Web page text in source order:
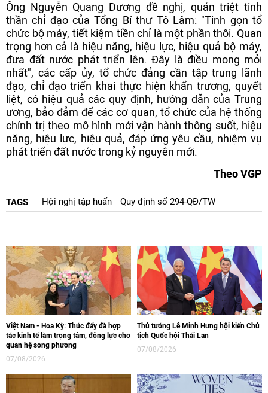
Ông Nguyễn Quang Dương đề nghị, quán triệt tinh
thần chỉ đạo của Tổng Bí thư Tô Lâm: "Tinh gọn tổ
chức bộ máy, tiết kiệm tiền chỉ là một phần thôi. Quan
trọng hơn cả là hiệu năng, hiệu lực, hiệu quả bộ máy,
đưa đất nước phát triển lên. Đây là điều mong mỏi
nhất", các cấp ủy, tổ chức đảng cần tập trung lãnh
đạo, chỉ đạo triển khai thực hiện khẩn trương, quyết
liệt, có hiệu quả các quy định, hướng dẫn của Trung
ương, bảo đảm để các cơ quan, tổ chức của hệ thống
chính trị theo mô hình mới vận hành thông suốt, hiệu
năng, hiệu lực, hiệu quả, đáp ứng yêu cầu, nhiệm vụ
phát triển đất nước trong kỷ nguyên mới.
Theo VGP
TAGS Hội nghị tập huấn Quy định số 294-QĐ/TW
Việt Nam - Hoa Kỳ: Thúc đẩy đà hợp
tác kinh tế làm trọng tâm, động lực cho
quan hệ song phương
07/08/2026
Thủ tướng Lê Minh Hưng hội kiến Chủ
tịch Quốc hội Thái Lan
07/08/2026